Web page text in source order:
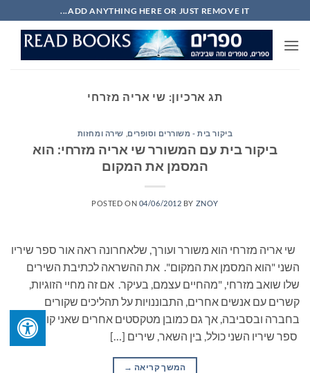
to
content
ADD ANYTHING HERE OR JUST REMOVE IT...
תג ארכיון: שי אריה מזרחי
ביקור בית - משוררים וסופרים שירה ומחזות
ביקור בית עם המשורר שי אריה מזרחי: הוא
המסמן את המקום
POSTED ON 04/06/2012 BY ZNOY
שי אריה מזרחי הוא משורר ועורך, שלאחרונה ראה אור ספר שיריו
השני "הוא המסמן את המקום". את ההשראה לכתיבת השירים
שלו שואב מזרחי, "מהחיים עצמם, בעיקר. אם זה מחיי הזוגיות,
קשרים עם אנשים אחרים, התבוננויות על תהליכים שקורים
בחברה ובסביבה, אך גם כמובן מטקסטים אחרים שאני קורא".
ספר שיריו השני כולל, בין השאר, שירים […]
המשך קריאה →